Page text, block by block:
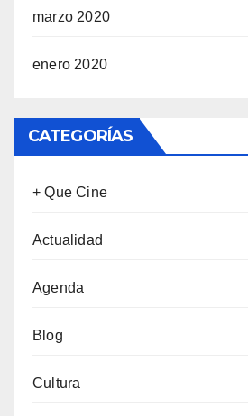
marzo 2020
enero 2020
CATEGORÍAS
+ Que Cine
Actualidad
Agenda
Blog
Cultura